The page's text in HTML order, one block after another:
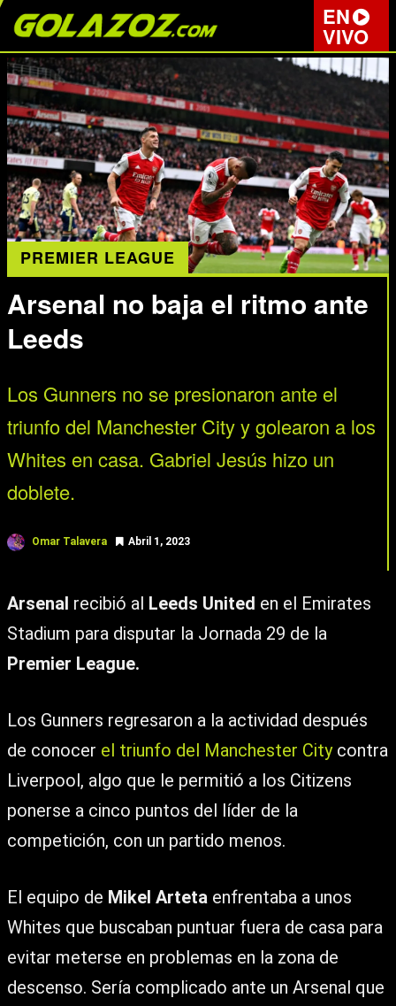
EN
VIVO
PREMIER LEAGUE
Arsenal no baja el ritmo ante
Leeds
Los Gunners no se presionaron ante el
triunfo del Manchester City y golearon a los
Whites en casa. Gabriel Jesús hizo un
doblete.
Omar Talavera Abril 1, 2023
Arsenal recibió al Leeds United en el Emirates
Stadium para disputar la Jornada 29 de la
Premier League.
Los Gunners regresaron a la actividad después
de conocer el triunfo del Manchester Citycontra
Liverpool, algo que le permitió a los Citizens
ponerse a cinco puntos del líder de la
competición, con un partido menos.
El equipo de Mikel Arteta enfrentaba a unos
Whites que buscaban puntuar fuera de casa para
evitar meterse en problemas en la zona de
descenso. Sería complicado ante un Arsenal que